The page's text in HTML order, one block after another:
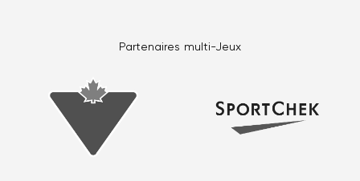
Partenaires multi-Jeux